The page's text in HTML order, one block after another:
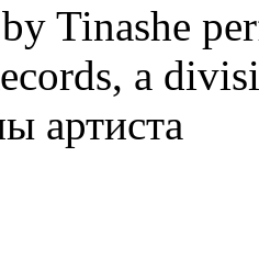
Tinashe
a
артиста